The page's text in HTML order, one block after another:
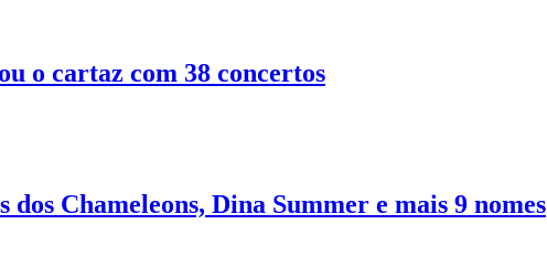
o cartaz com 38 concertos
Chameleons, Dina Summer e mais 9 nomes